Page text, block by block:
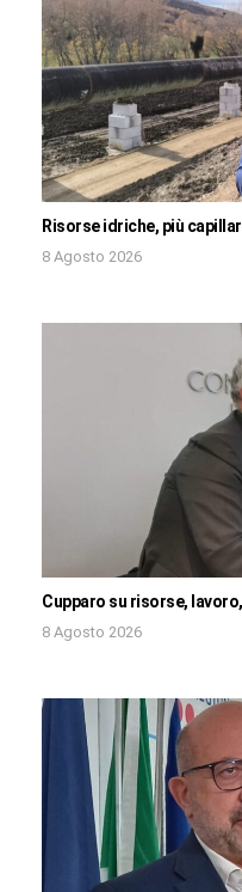
Risorse idriche, più
8 Agosto 2026
Cupparo su risorse,
8 Agosto 2026